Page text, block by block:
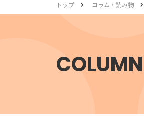
トップ コラム・読み物
COLUMN